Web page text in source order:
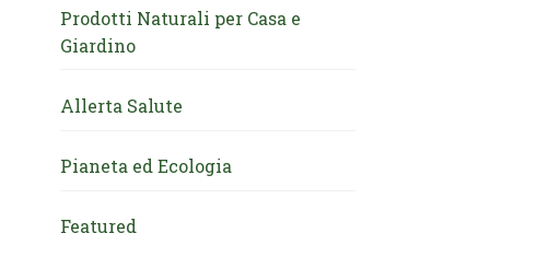
Prodotti Naturali per Casa e
Giardino
Allerta Salute
Pianeta ed Ecologia
Featured